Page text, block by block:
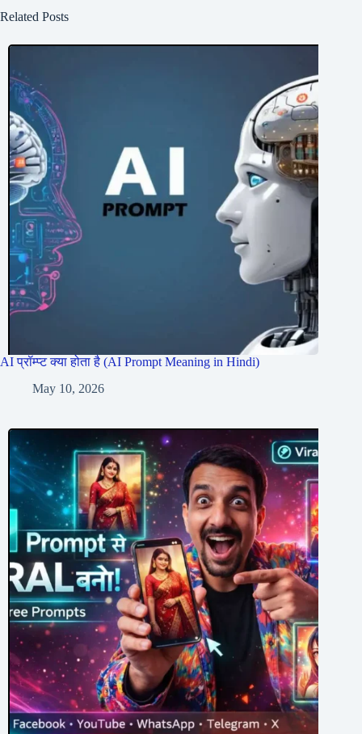
Related Posts
AI प्रॉम्प्ट क्या होता है (AI Prompt Meaning in Hindi)
May 10, 2026